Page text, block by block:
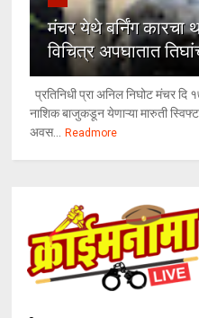
मंचर येथे बर्निंग कारचा
विचित्र अपघातात
प्रतिनिधी प्रा अनिल निघोट मंचर
नाशिक बाजुकडून येणाऱ्या मारुती
अवस...
Readmore